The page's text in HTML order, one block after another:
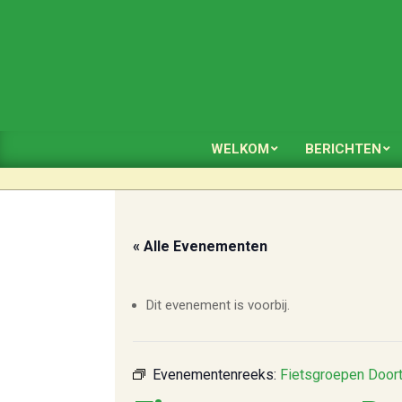
WELKOM BERICHTEN
« Alle Evenementen
Dit evenement is voorbij.
Evenementenreeks: Fietsgroepen